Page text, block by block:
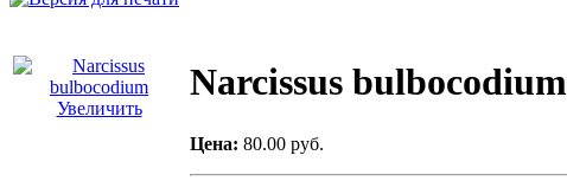
Увеличить
Narcissus bulbocodium
Цена: 80.00 руб.